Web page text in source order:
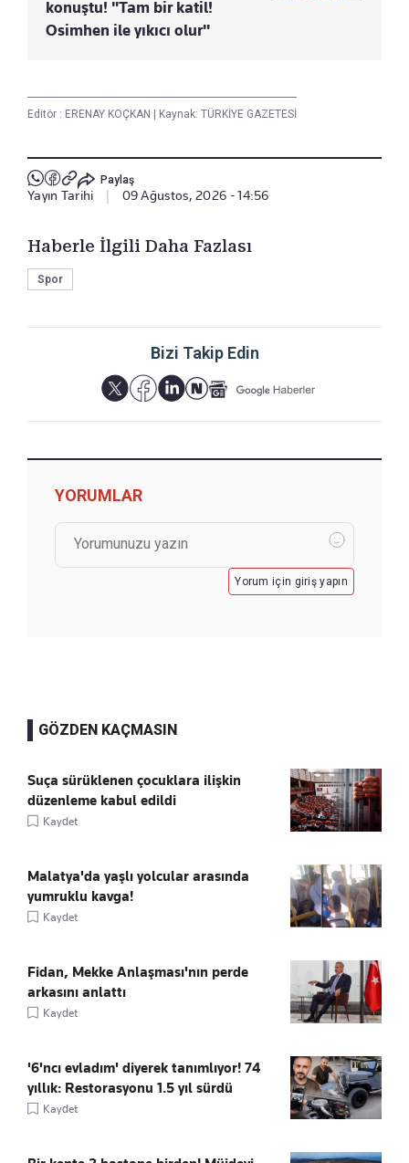
konuştu! "Tam bir katil!
Osimhen ile yıkıcı olur"
Editör : ERENAY KOÇKAN Kaynak: TÜRKİYE GAZETESİ
Paylaş
Yayın Tarihi 09 Ağustos, 2026 - 14:56
Haberle İlgili Daha Fazlası
Spor
Bizi Takip Edin
YORUMLAR
Yorum için giriş yapın
GÖZDEN KAÇMASIN
Suça sürüklenen çocuklara ilişkin
düzenleme kabul edildi
Kaydet
Malatya'da yaşlı yolcular arasında
yumruklu kavga!
Kaydet
Fidan, Mekke Anlaşması'nın perde
arkasını anlattı
Kaydet
'6'ncı evladım' diyerek tanımlıyor! 74
yıllık: Restorasyonu 1.5 yıl sürdü
Kaydet